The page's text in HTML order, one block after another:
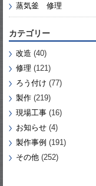
蒸気釜 修理
カテゴリー
改造 (40)
修理 (121)
ろう付け (77)
製作 (219)
現場工事 (16)
お知らせ (4)
製作事例 (191)
その他 (252)